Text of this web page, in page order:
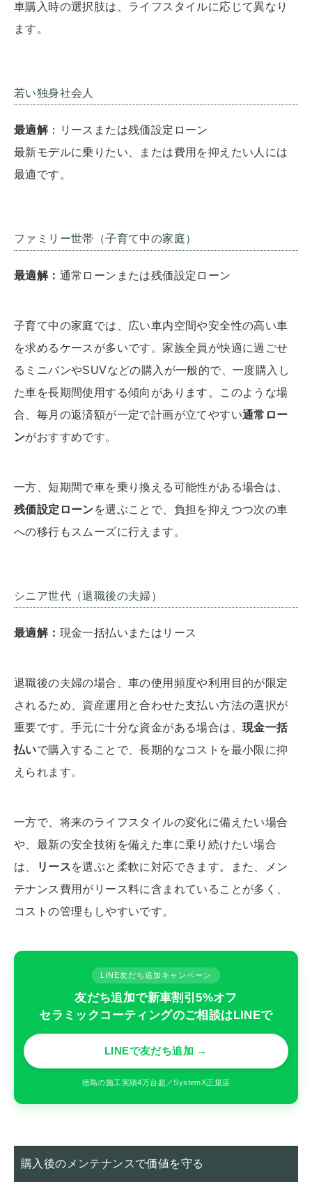
車購入時の選択肢は、ライフスタイルに応じて異なり
ます。
若い独身社会人
最適解：リースまたは残価設定ローン
最新モデルに乗りたい、または費用を抑えたい人には
最適です。
ファミリー世帯（子育て中の家庭）
最適解： 通常ローンまたは残価設定ローン
子育て中の家庭では、広い車内空間や安全性の高い車
を求めるケースが多いです。家族全員が快適に過ごせ
るミニバンやSUVなどの購入が一般的で、一度購入し
た車を長期間使用する傾向があります。このような場
合、毎月の返済額が一定で計画が立てやすい通常ロー
ンがおすすめです。
一方、短期間で車を乗り換える可能性がある場合は、
残価設定ローンを選ぶことで、負担を抑えつつ次の車
への移行もスムーズに行えます。
シニア世代（退職後の夫婦）
最適解： 現金一括払いまたはリース
退職後の夫婦の場合、車の使用頻度や利用目的が限定
されるため、資産運用と合わせた支払い方法の選択が
重要です。手元に十分な資金がある場合は、 現金一括
払いで購入することで、長期的なコストを最小限に抑
えられます。
一方で、将来のライフスタイルの変化に備えたい場合
や、最新の安全技術を備えた車に乗り続けたい場合
は、
リースを選ぶと柔軟に対応できます。また、メン
テナンス費用がリース料に含まれていることが多く、
コストの管理もしやすいです。
LINE友だち追加キャンペーン
友だち追加で新車割引5%オフ
セラミックコーティングのご相談はLINEで
LINEで友だち追加 →
徳島の施工実績4万台超／SystemX正規店
購入後のメンテナンスで価値を守る